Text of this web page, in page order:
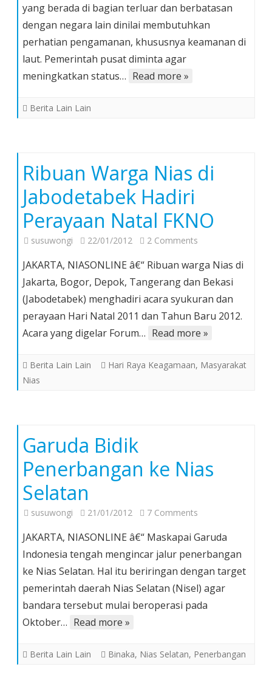
Kelautan,
Pulau
Nias
yang berada di bagian terluar dan berbatasan
dengan negara lain dinilai membutuhkan
perhatian pengamanan, khususnya keamanan di
laut. Pemerintah pusat diminta agar
meningkatkan status… Read more »
Berita Lain Lain
Ribuan Warga Nias di
Jabodetabek Hadiri
Perayaan Natal FKNO
susuwongi 22/01/2012 2 Comments
Warga
Nias
di
Jabodetabek
Hadiri
Natal
JAKARTA, NIASONLINE â€“ Ribuan warga Nias di
Jakarta, Bogor, Depok, Tangerang dan Bekasi
(Jabodetabek) menghadiri acara syukuran dan
perayaan Hari Natal 2011 dan Tahun Baru 2012.
Acara yang digelar Forum… Read more »
Berita Lain Lain Hari Raya Keagamaan, Masyarakat
Nias
Garuda Bidik
Penerbangan ke Nias
Selatan
susuwongi 21/01/2012 7 Comments
Bidik
Penerbangan
ke
Nias
Selatan
JAKARTA, NIASONLINE â€“ Maskapai Garuda
Indonesia tengah mengincar jalur penerbangan
ke Nias Selatan. Hal itu beriringan dengan target
pemerintah daerah Nias Selatan (Nisel) agar
bandara tersebut mulai beroperasi pada
Oktober… Read more »
Berita Lain Lain Binaka, Nias Selatan, Penerbangan